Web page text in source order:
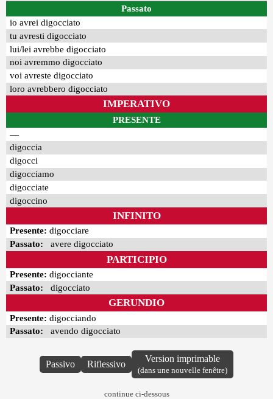
Passato
io avrei digocciato
tu avresti digocciato
lui/lei avrebbe digocciato
noi avremmo digocciato
voi avreste digocciato
loro avrebbero digocciato
IMPERATIVO
PRESENTE
—
digoccia
digocci
digocciamo
digocciate
digoccino
INFINITO
Presente: digocciare
Passato: avere digocciato
PARTICIPIO
Presente: digocciante
Passato: digocciato
GERUNDIO
Presente: digocciando
Passato: avendo digocciato
Passivo Riflessivo
Version imprimable
(dans une nouvelle fenêtre)
continue ci-dessous